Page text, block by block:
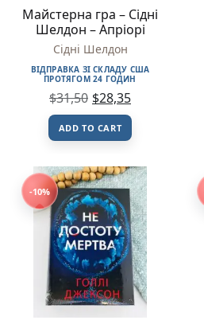
Майстерна гра – Сідні
Шелдон – Апріорі
Сідні Шелдон
ВІДПРАВКА ЗІ СКЛАДУ США
ПРОТЯГОМ 24 ГОДИН
$31,50 $28,35
ADD TO CART
-10%